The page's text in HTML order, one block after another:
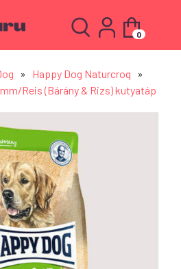
0
» Happy Dog Naturcroq »
Reis (Bárány & Rizs) kutyatáp